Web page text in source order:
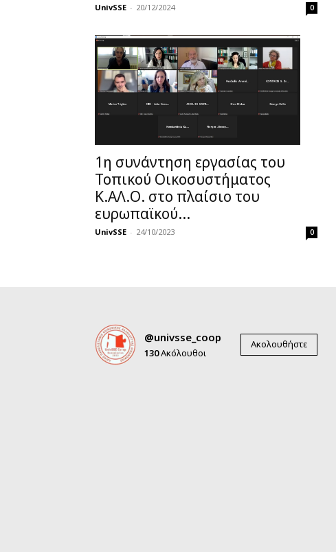
UnivSSE - 20/12/2024 0
1η συνάντηση εργασίας του
Τοπικού Οικοσυστήματος
Κ.ΑΛ.Ο. στο πλαίσιο του
ευρωπαϊκού...
UnivSSE - 24/10/2023 0
@univsse_coop
130Ακόλουθοι
Ακολουθήστε